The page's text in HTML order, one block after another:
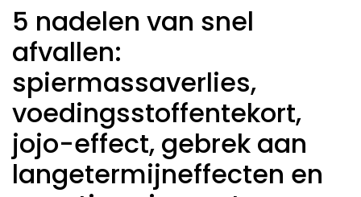
5 nadelen van snel
afvallen:
spiermassaverlies,
voedingsstoffentekort,
jojo-effect, gebrek aan
langetermijneffecten en